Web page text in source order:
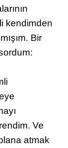
kendimden
Bir
Ve
atmak